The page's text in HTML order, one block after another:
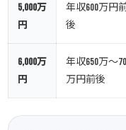
5,000万
円
年収600万円
後
6,000万
円
年収650万～
万円前後